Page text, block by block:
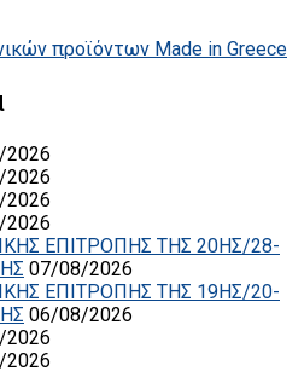
προϊόντων Made in Greece
ΕΠΙΤΡΟΠΗΣ ΤΗΣ 20ΗΣ/28-
07/08/2026
ΕΠΙΤΡΟΠΗΣ ΤΗΣ 19ΗΣ/20-
06/08/2026